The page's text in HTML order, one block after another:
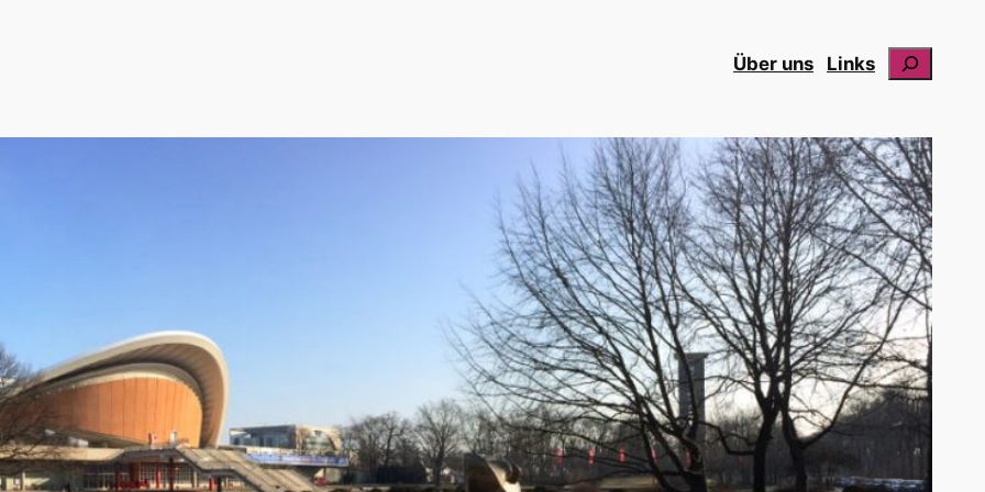
Über uns Links Suchen